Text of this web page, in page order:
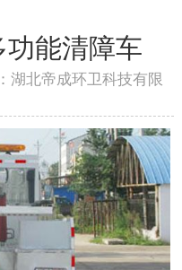
能清障车
湖北帝成环卫科技有限